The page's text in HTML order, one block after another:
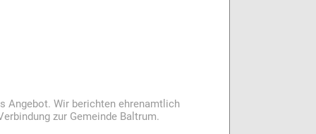
Angebot. Wir berichten ehrenamtlich
zur Gemeinde Baltrum.